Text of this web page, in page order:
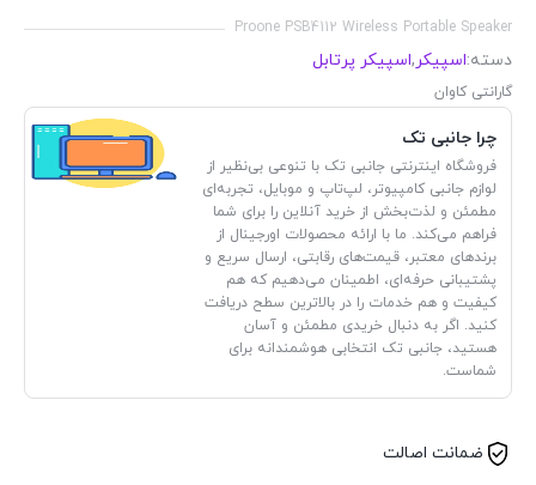
Proone PSB4112 Wireless Portable Speaker
دسته:اسپیکر,اسپیکر پرتابل
گارانتی کاوان
چرا جانبی تک
فروشگاه اینترنتی جانبی تک با تنوعی بی‌نظیر از
لوازم جانبی کامپیوتر، لپ‌تاپ و موبایل، تجربه‌ای
مطمئن و لذت‌بخش از خرید آنلاین را برای شما
فراهم می‌کند. ما با ارائه محصولات اورجینال از
برندهای معتبر، قیمت‌های رقابتی، ارسال سریع و
پشتیبانی حرفه‌ای، اطمینان می‌دهیم که هم
کیفیت و هم خدمات را در بالاترین سطح دریافت
کنید. اگر به دنبال خریدی مطمئن و آسان
هستید، جانبی تک انتخابی هوشمندانه برای
شماست.
ضمانت اصالت